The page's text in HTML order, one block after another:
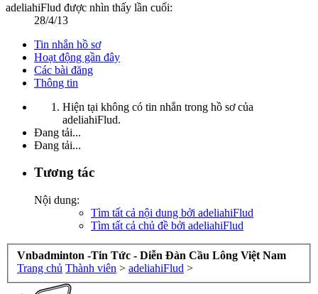
adeliahiFlud được nhìn thấy lần cuối:
28/4/13
Tin nhắn hồ sơ
Hoạt động gần đây
Các bài đăng
Thông tin
Hiện tại không có tin nhắn trong hồ sơ của
adeliahiFlud.
Đang tải...
Đang tải...
Tương tác
Nội dung:
Tìm tất cả nội dung bởi adeliahiFlud
Tìm tất cả chủ đề bởi adeliahiFlud
Vnbadminton -Tin Tức - Diễn Đàn Cầu Lông Việt Nam
Trang chủ Thành viên > adeliahiFlud >